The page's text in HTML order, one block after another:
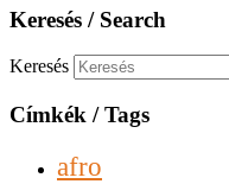
Keresés / Search
Keresés
Címkék / Tags
afro